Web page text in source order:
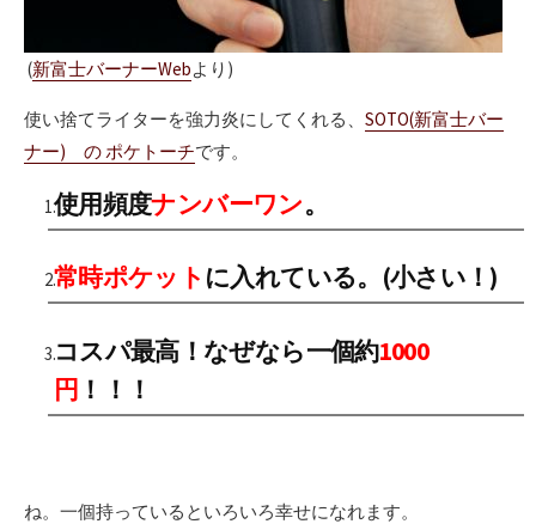
(新富士バーナーWebより)
使い捨てライターを強力炎にしてくれる、 SOTO(新富士バー
ナー) の ポケトーチです。
使用頻度ナンバーワン。
常時ポケット に入れている。(小さい！)
コスパ最高！なぜなら一個約1000
円 ！！！
ね。一個持っているといろいろ幸せになれます。